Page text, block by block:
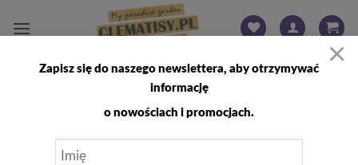
FILTRUJ
×
Zapisz się do naszego newslettera, aby otrzymywać
informację
o nowościach i promocjach.